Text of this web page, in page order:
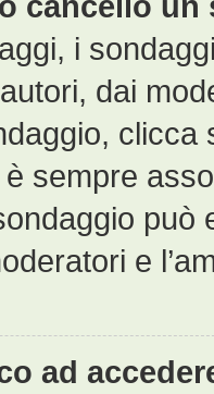
i
dai
sempre
può
e
ad